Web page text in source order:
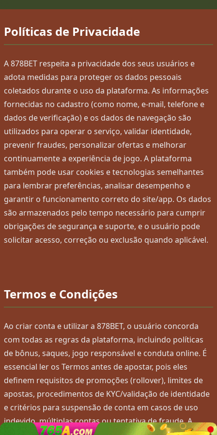
Políticas de Privacidade
A 878BET respeita a privacidade dos seus usuários e
adota medidas para proteger os dados pessoais
coletados durante o uso da plataforma. As informações
fornecidas no cadastro (como nome, e-mail, telefone e
dados de verificação) e os dados de navegação são
utilizados para operar o serviço, validar identidade,
prevenir fraudes, personalizar ofertas e melhorar
continuamente a experiência de jogo. A plataforma
também pode usar cookies e tecnologias semelhantes
para lembrar preferências, analisar desempenho e
garantir o funcionamento correto do site/app. Os dados
são armazenados pelo tempo necessário para cumprir
obrigações de segurança e suporte, e o usuário pode
solicitar acesso, correção ou exclusão quando aplicável.
Termos e Condições
Ao criar conta e utilizar a 878BET, o usuário concorda
com todas as regras da plataforma, incluindo políticas
de bônus, saques, jogo responsável e conduta online. É
essencial ler os Termos antes de apostar, pois eles
definem requisitos de promoções (rollover), limites de
apostas, procedimentos de KYC/validação de identidade
e critérios para suspensão de conta em casos de uso
indevido, múltiplas contas ou tentativa de fraude. A